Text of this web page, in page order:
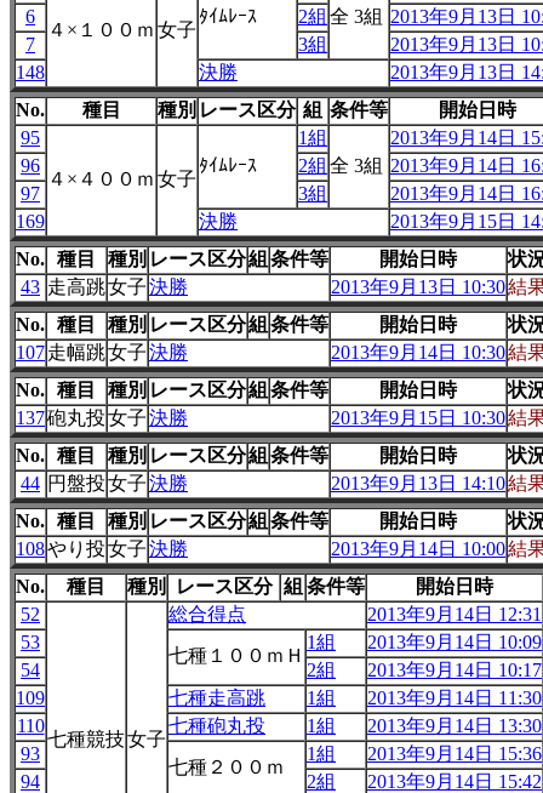
４×１００ｍ 女子
ﾀｲﾑﾚｰｽ
全 3組
6
2組
2013年9月13日
7
3組
2013年9月13日
148
決勝
2013年9月13日
No.
種目 種別 レース区分 組 条件等
開始日時
95
４×４００ｍ 女子
ﾀｲﾑﾚｰｽ
1組
全 3組
2013年9月14日
96
2組
2013年9月14日
97
3組
2013年9月14日
169
決勝
2013年9月15日
No. 種目 種別 レース区分組 条件等 開始日時
状
43 走高跳女子決勝 2013年9月13日 10:30結
No. 種目 種別 レース区分組 条件等 開始日時
状
107走幅跳女子決勝 2013年9月14日 10:30結
No. 種目 種別 レース区分組 条件等 開始日時
状
137砲丸投女子決勝 2013年9月15日 10:30結
No. 種目 種別 レース区分組 条件等 開始日時
状
44 円盤投女子決勝 2013年9月13日 14:10結
No. 種目 種別 レース区分組 条件等 開始日時
状
108やり投女子決勝 2013年9月14日 10:00結
No.
種目 種別 レース区分 組 条件等
開始日時
52
七種競技女子
総合得点
2013年9月14日 12:31
53
七種１００ｍＨ
1組
2013年9月14日 10:09
54
2組
2013年9月14日 10:17
109
七種走高跳 1組
2013年9月14日 11:30
110
七種砲丸投 1組
2013年9月14日 13:30
93
七種２００ｍ
1組
2013年9月14日 15:36
94
2組
2013年9月14日 15:42